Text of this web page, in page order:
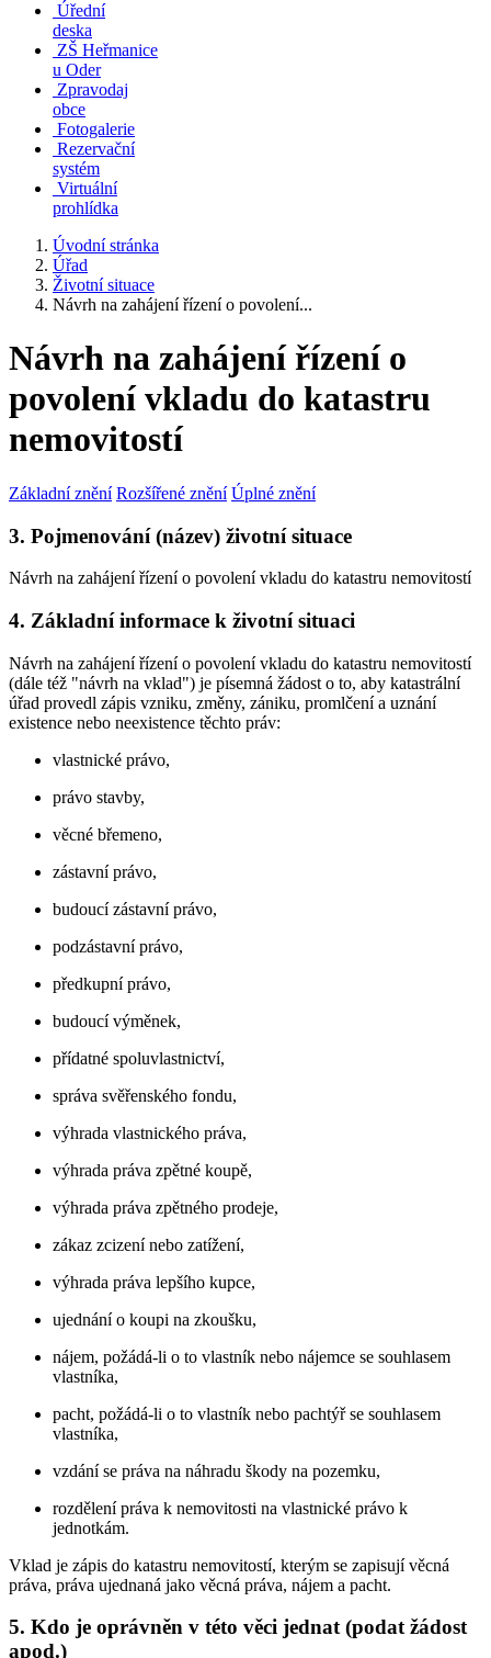
Úřední
deska
ZŠ Heřmanice
u Oder
Zpravodaj
obce
Fotogalerie
Rezervační
systém
Virtuální
prohlídka
Úvodní stránka
Úřad
Životní situace
Návrh na zahájení řízení o povolení...
Návrh na zahájení řízení o
povolení vkladu do katastru
nemovitostí
Základní znění Rozšířené znění Úplné znění
3. Pojmenování (název) životní situace
Návrh na zahájení řízení o povolení vkladu do katastru nemovitostí
4. Základní informace k životní situaci
Návrh na zahájení řízení o povolení vkladu do katastru nemovitostí
(dále též "návrh na vklad") je písemná žádost o to, aby katastrální
úřad provedl zápis vzniku, změny, zániku, promlčení a uznání
existence nebo neexistence těchto práv:
vlastnické právo,
právo stavby,
věcné břemeno,
zástavní právo,
budoucí zástavní právo,
podzástavní právo,
předkupní právo,
budoucí výměnek,
přídatné spoluvlastnictví,
správa svěřenského fondu,
výhrada vlastnického práva,
výhrada práva zpětné koupě,
výhrada práva zpětného prodeje,
zákaz zcizení nebo zatížení,
výhrada práva lepšího kupce,
ujednání o koupi na zkoušku,
nájem, požádá-li o to vlastník nebo nájemce se souhlasem
vlastníka,
pacht, požádá-li o to vlastník nebo pachtýř se souhlasem
vlastníka,
vzdání se práva na náhradu škody na pozemku,
rozdělení práva k nemovitosti na vlastnické právo k
jednotkám.
Vklad je zápis do katastru nemovitostí, kterým se zapisují věcná
práva, práva ujednaná jako věcná práva, nájem a pacht.
5. Kdo je oprávněn v této věci jednat (podat žádost
apod.)